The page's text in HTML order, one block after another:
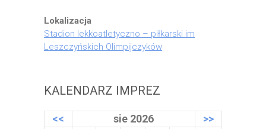
Lokalizacja
Stadion lekkoatletyczno – piłkarski im
Leszczyńskich Olimpijczyków
KALENDARZ IMPREZ
<< sie 2026 >>